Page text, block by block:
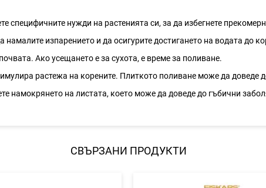
специфичните нужди на растенията си, за да избегнете
изпарението и да осигурите достигането на водата до
Ако усещането е за сухота, е време за поливане.
растежа на корените. Плиткото поливане може да доведе
намокрянето на листата, което може да доведе до гъбични
СВЪРЗАНИ ПРОДУКТИ